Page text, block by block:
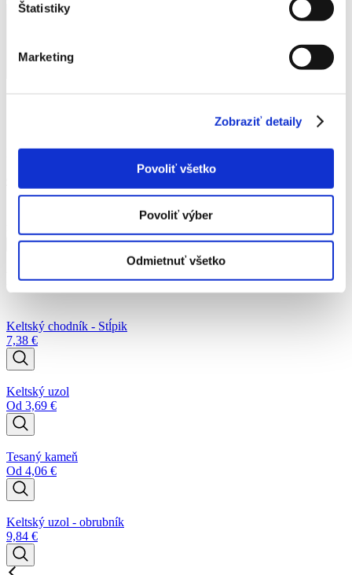
Štatistiky
Marketing
Zobraziť detaily
Povoliť všetko
Povoliť výber
Odmietnuť všetko
Platňa stredná
Platňa malá
Katalógové číslo:c6e6294c451956e226f00b0d57fd00c6
Pridať do košíka
Podobné produkty
Keltský chodník - Stĺpik
7,38 €
Keltský uzol
Od 3,69 €
Tesaný kameň
Od 4,06 €
Keltský uzol - obrubník
9,84 €